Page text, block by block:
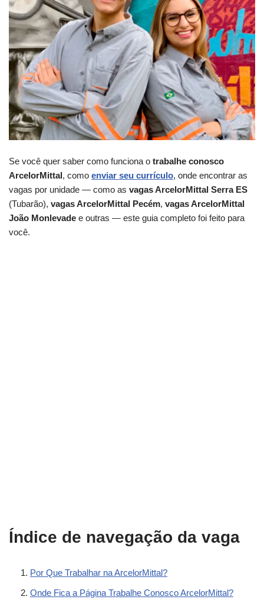
Se você quer saber como funciona o trabalhe conosco
ArcelorMittal, como enviar seu currículo, onde encontrar as
vagas por unidade — como as vagas ArcelorMittal Serra ES
(Tubarão), vagas ArcelorMittal Pecém, vagas ArcelorMittal
João Monlevade e outras — este guia completo foi feito para
você.
Índice de navegação da vaga
Por Que Trabalhar na ArcelorMittal?
Onde Fica a Página Trabalhe Conosco ArcelorMittal?